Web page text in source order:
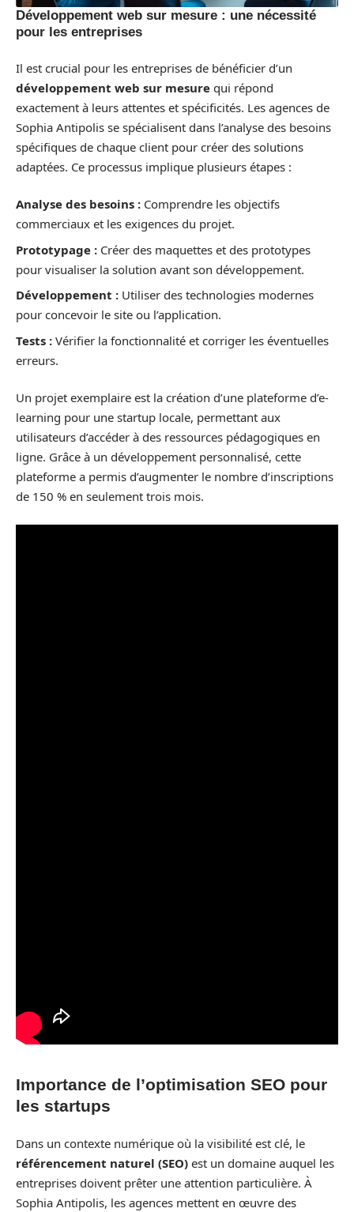
Développement web sur mesure : une nécessité
pour les entreprises
Il est crucial pour les entreprises de bénéficier d’un
développement web sur mesure qui répond
exactement à leurs attentes et spécificités. Les agences de
Sophia Antipolis se spécialisent dans l’analyse des besoins
spécifiques de chaque client pour créer des solutions
adaptées. Ce processus implique plusieurs étapes :
Analyse des besoins : Comprendre les objectifs
commerciaux et les exigences du projet.
Prototypage : Créer des maquettes et des prototypes
pour visualiser la solution avant son développement.
Développement : Utiliser des technologies modernes
pour concevoir le site ou l’application.
Tests : Vérifier la fonctionnalité et corriger les éventuelles
erreurs.
Un projet exemplaire est la création d’une plateforme d’e-
learning pour une startup locale, permettant aux
utilisateurs d’accéder à des ressources pédagogiques en
ligne. Grâce à un développement personnalisé, cette
plateforme a permis d’augmenter le nombre d’inscriptions
de 150 % en seulement trois mois.
Importance de l’optimisation SEO pour
les startups
Dans un contexte numérique où la visibilité est clé, le
référencement naturel (SEO) est un domaine auquel les
entreprises doivent prêter une attention particulière. À
Sophia Antipolis, les agences mettent en œuvre des